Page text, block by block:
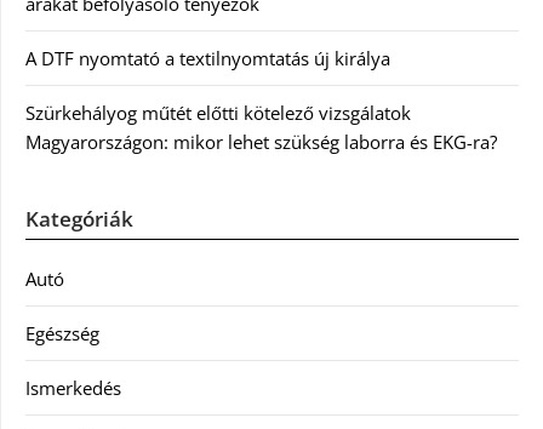
A DTF nyomtató a textilnyomtatás új királya
Szürkehályog műtét előtti kötelező vizsgálatok
Magyarországon: mikor lehet szükség laborra és EKG-ra?
Kategóriák
Autó
Egészség
Ismerkedés